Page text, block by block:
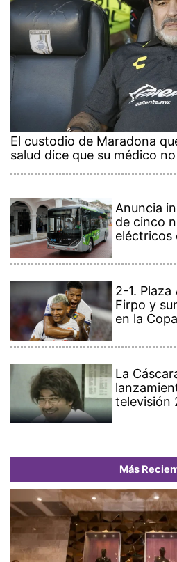
El custodio de Maradona
salud dice que su médico
Anuncia
de cinco
eléctricos
2-1. Plaza
Firpo y
en la
La
televisión
Más